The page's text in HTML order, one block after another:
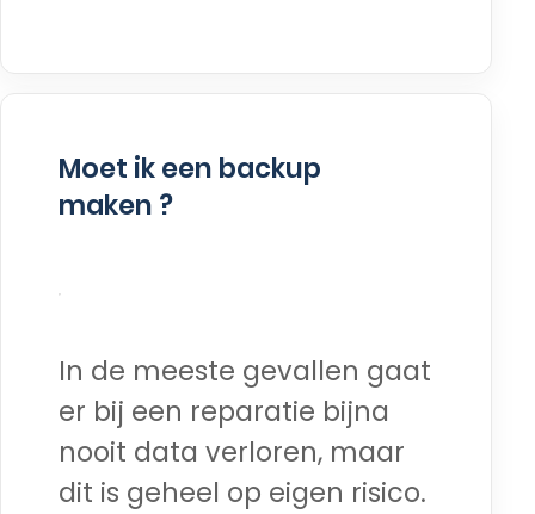
Moet ik een backup
maken ?
In de meeste gevallen gaat
er bij een reparatie bijna
nooit data verloren, maar
dit is geheel op eigen risico.